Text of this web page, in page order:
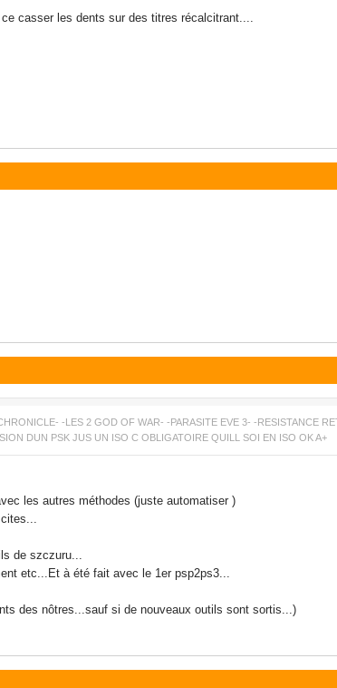
casser les dents sur des titres récalcitrant....
-LES 2 GOD OF WAR- -PARASITE EVE 3- -RESISTANCE
DUN PSK JUS UN ISO C OBLIGATOIRE QUILL SOI EN ISO OK A+
les autres méthodes (juste automatiser )
de szczuru...
etc...Et à été fait avec le 1er psp2ps3...
des nôtres...sauf si de nouveaux outils sont sortis...)